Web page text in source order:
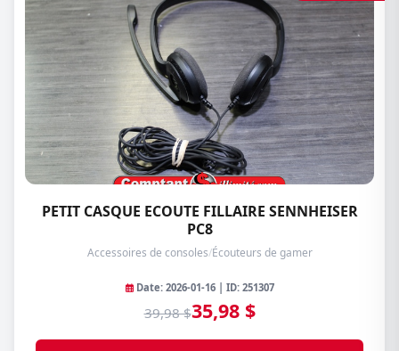
PETIT CASQUE ECOUTE FILLAIRE SENNHEISER
PC8
Accessoires de consoles/Écouteurs de gamer
Date: 2026-01-16 | ID: 251307
39,98 $35,98 $